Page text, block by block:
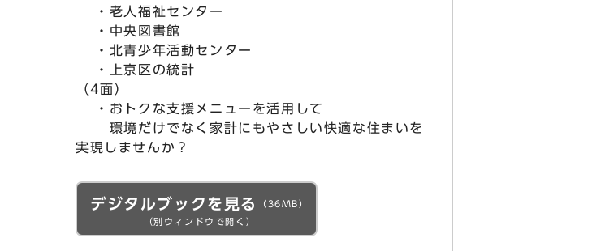
・老人福祉センター
・中央図書館
・北青少年活動センター
・上京区の統計
（4面）
・おトクな支援メニューを活用して
環境だけでなく家計にもやさしい快適な住まいを
実現しませんか？
デジタルブックを見る
（36MB）
（別ウィンドウで開く）